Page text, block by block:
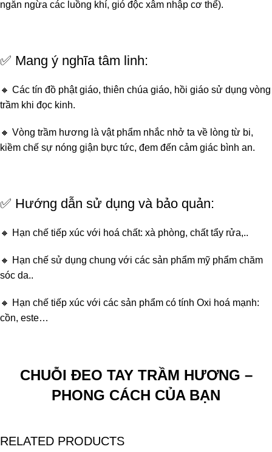
ngăn ngừa các luồng khí, gió độc xâm nhập cơ thể).
✅ Mang ý nghĩa tâm linh:
🔸 Các tín đồ phật giáo, thiên chúa giáo, hồi giáo sử dụng vòng
trầm khi đọc kinh.
🔸 Vòng trầm hương là vật phẩm nhắc nhở ta về lòng từ bi,
kiềm chế sự nóng giận bực tức, đem đến cảm giác bình an.
✅ Hướng dẫn sử dụng và bảo quản:
🔸 Hạn chế tiếp xúc với hoá chất: xà phòng, chất tẩy rửa,..
🔸 Hạn chế sử dụng chung với các sản phẩm mỹ phẩm chăm
sóc da..
🔸 Hạn chế tiếp xúc với các sản phẩm có tính Oxi hoá mạnh:
cồn, este…
CHUỖI ĐEO TAY TRẦM HƯƠNG –
PHONG CÁCH CỦA BẠN
RELATED PRODUCTS